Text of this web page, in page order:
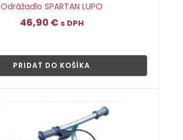
Odrážadlo SPARTAN LUPO
46,90 € s DPH
PRIDAŤ DO KOŠÍKA